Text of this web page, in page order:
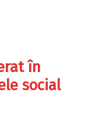
în
social